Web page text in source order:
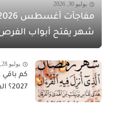
يوليو 30, 2026
شهر يفتح أبواب
يوليو 28, 2026
كم
2027؟ العد التنازلي...